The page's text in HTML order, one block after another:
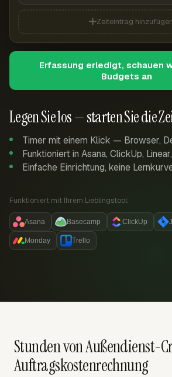
Legen Sie los — starten Sie die
Timer mit einem Klick — Browser,
Funktioniert in Asana, ClickUp,
Einfache Einrichtung, keine
Funktioniert mit Ihrem Lieblingstool:
Asana Basecamp ClickUp
Monday Trello
Zeiteintrag hinzufügen
Erfassung erledigt, schauen
Budgets an
Stunden von Außendienst-
Auftragskostenrechnung